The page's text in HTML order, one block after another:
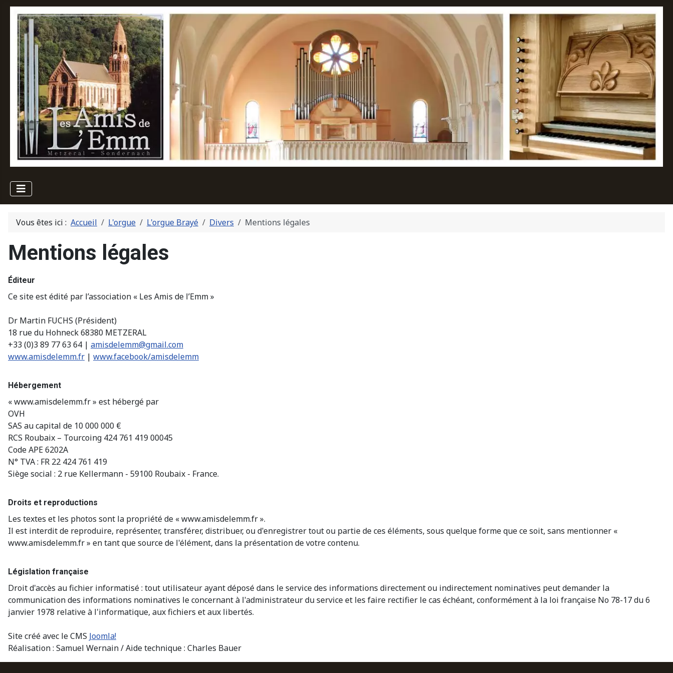
Vous êtes ici : Accueil L'orgue L'orgue Brayé Divers Mentions légales
Mentions légales
Éditeur
Ce site est édité par l’association « Les Amis de l’Emm »
Dr Martin FUCHS (Président)
18 rue du Hohneck 68380 METZERAL
+33 (0)3 89 77 63 64 | amisdelemm@gmail.com
www.amisdelemm.fr | www.facebook/amisdelemm
Hébergement
« www.amisdelemm.fr » est hébergé par
OVH
SAS au capital de 10 000 000 €
RCS Roubaix – Tourcoing 424 761 419 00045
Code APE 6202A
N° TVA : FR 22 424 761 419
Siège social : 2 rue Kellermann - 59100 Roubaix - France.
Droits et reproductions
Les textes et les photos sont la propriété de « www.amisdelemm.fr ».
Il est interdit de reproduire, représenter, transférer, distribuer, ou d'enregistrer tout ou partie de ces éléments, sous quelque forme que ce soit, sans mentionner «
www.amisdelemm.fr » en tant que source de l'élément, dans la présentation de votre contenu.
Législation française
Droit d'accès au fichier informatisé : tout utilisateur ayant déposé dans le service des informations directement ou indirectement nominatives peut demander la
communication des informations nominatives le concernant à l'administrateur du service et les faire rectifier le cas échéant, conformément à la loi française No 78-17 du 6
janvier 1978 relative à l'informatique, aux fichiers et aux libertés.
Site créé avec le CMS Joomla!
Réalisation : Samuel Wernain / Aide technique : Charles Bauer